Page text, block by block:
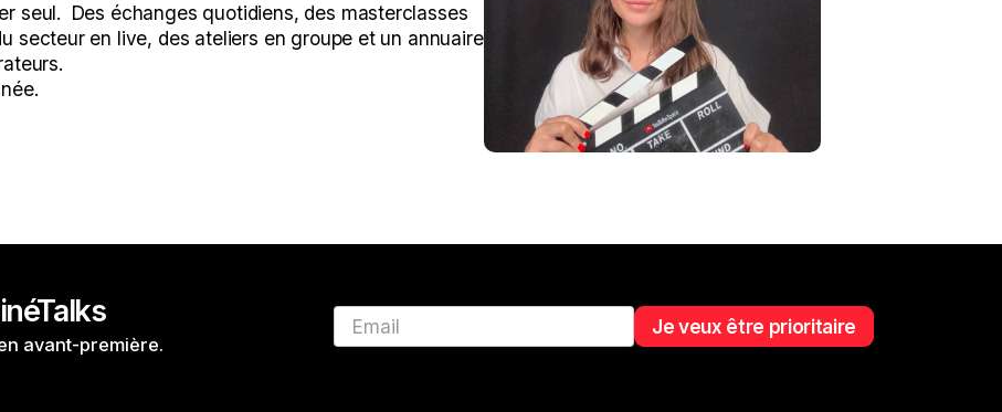
seul.  Des échanges quotidiens, des masterclasses
secteur en live, des ateliers en groupe et un annuaire
avant-première.
Email Je veux être prioritaire